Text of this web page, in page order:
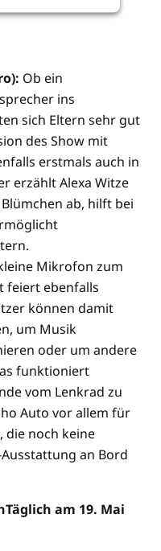
Ob ein
ins
sich Eltern sehr gut
des Show mit
erstmals auch in
erzählt Alexa Witze
ab, hilft bei
Mikrofon zum
feiert ebenfalls
können damit
um Musik
oder um andere
funktioniert
vom Lenkrad zu
Auto vor allem für
die noch keine
an Bord
am 19. Mai